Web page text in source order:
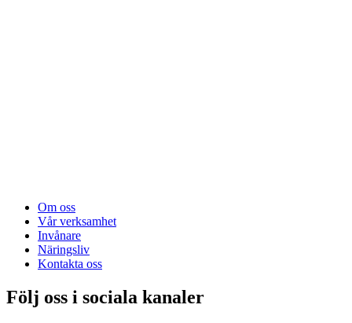
Om oss
Vår verksamhet
Invånare
Näringsliv
Kontakta oss
Följ oss i sociala kanaler